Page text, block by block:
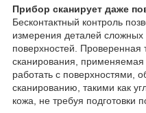
Прибор сканирует даже
Бесконтактный контроль
измерения деталей
поверхностей. Проверенная
сканирования,
работать с поверхностями,
сканированию, такими как
кожа, не требуя подготовки